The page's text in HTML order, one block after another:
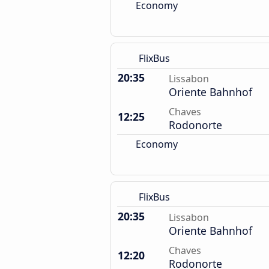
Economy
FlixBus
20:35 Lissabon
Oriente Bahnhof
12:25
Chaves
Rodonorte
Economy
FlixBus
20:35 Lissabon
Oriente Bahnhof
12:20
Chaves
Rodonorte